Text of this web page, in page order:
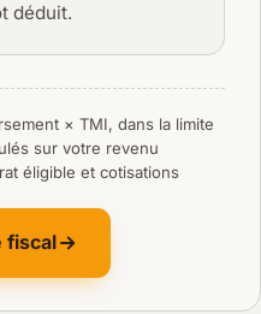
déduit.
× TMI, dans la limite
sur votre revenu
éligible et cotisations
fiscal